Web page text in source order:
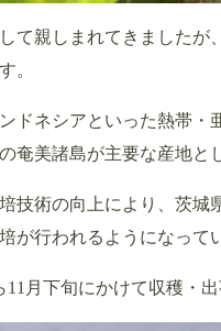
て親しまれてきましたが
。
ドネシアといった熱帯・
奄美諸島が主要な産地と
技術の向上により、茨
が行われるようになって
月下旬にかけて収穫・出